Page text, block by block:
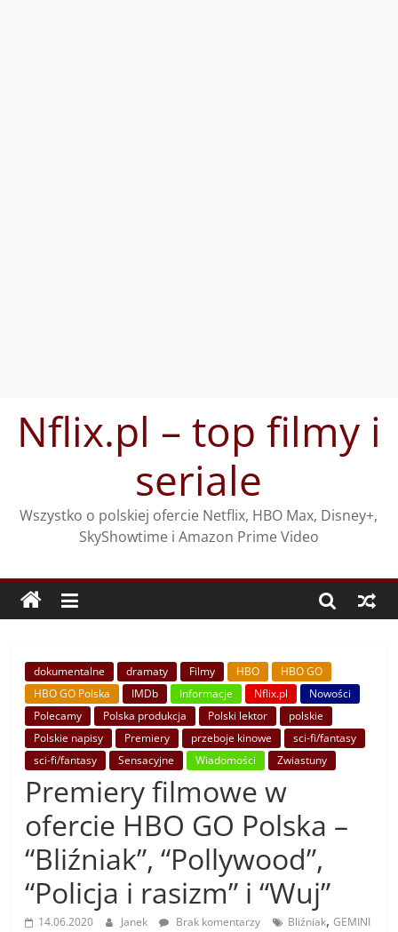
treściNflix.pl – top filmy i
seriale
Wszystko o polskiej ofercie Netflix, HBO Max, Disney+,
SkyShowtime i Amazon Prime Video
dokumentalne dramaty Filmy HBO
HBO GO
HBO GO Polska
IMDb Informacje Nflix.pl
Nowości
Polecamy
Polska produkcja Polski lektor
polskie
Polskie napisy
Premiery przeboje kinowe
sci-fi/fantasy
sci-fi/fantasy
Sensacyjne Wiadomości Zwiastuny
Premiery filmowe w
ofercie HBO GO Polska –
“Bliźniak”, “Pollywood”,
“Policja i rasizm” i “Wuj”
14.06.2020 Janek Brak komentarzy Bliźniak,GEMINI